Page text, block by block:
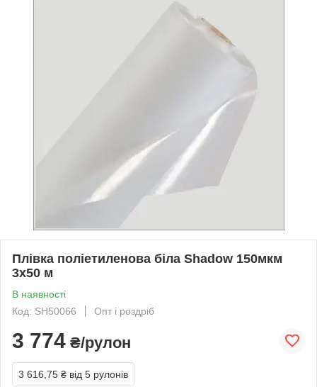
Плівка поліетиленова біла Shadow 150мкм
3х50 м
В наявності
Код: SH50066
Опт і роздріб
3 774 ₴/рулон
3 616,75 ₴ від 5 рулонів